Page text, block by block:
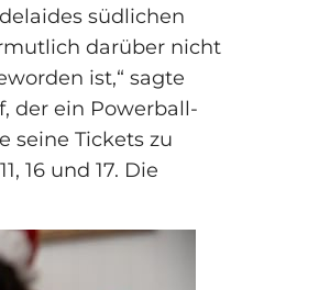
südlichen
darüber nicht
ist,“ sagte
der ein Powerball-
seine Tickets zu
16 und 17. Die